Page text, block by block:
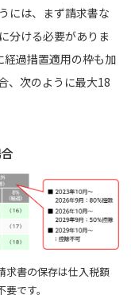
には、まず請求書な
分ける必要がありま
過措置適用の枠も加
、次のように最大18
求書の保存は仕入税額
です。